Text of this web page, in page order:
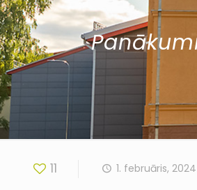
11 1. februāris, 2024